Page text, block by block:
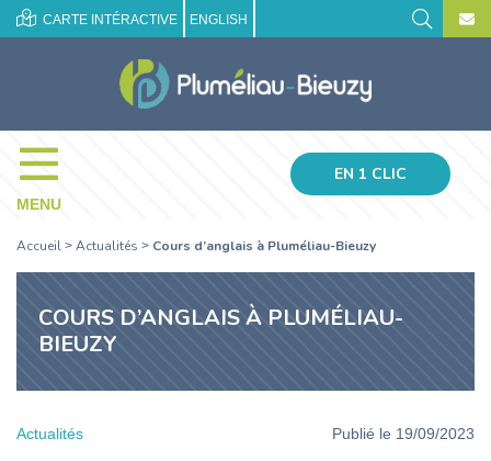
CARTE INTÉRACTIVE ENGLISH
MENU
EN 1 CLIC
Accueil > Actualités > Cours d’anglais à Pluméliau-Bieuzy
COURS D’ANGLAIS À PLUMÉLIAU-
BIEUZY
Actualités Publié le 19/09/2023